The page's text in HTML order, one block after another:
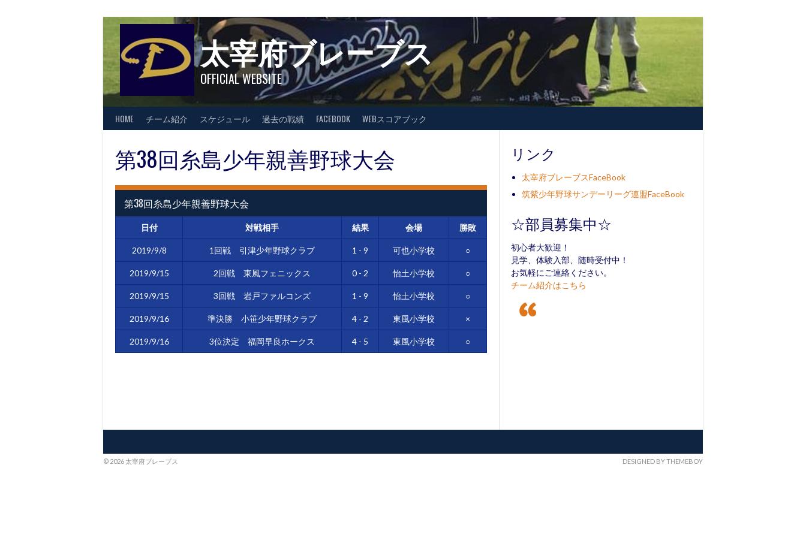
太宰府ブレーブス
OFFICIAL WEBSITE
HOME チーム紹介 スケジュール 過去の戦績 FACEBOOK WEBスコアブック
第38回糸島少年親善野球大会
第38回糸島少年親善野球大会
日付 対戦相手 結果 会場 勝敗
2019/9/8 1回戦 引津少年野球クラブ 1 - 9 可也小学校 ○
2019/9/15 2回戦 東風フェニックス 0 - 2 怡土小学校 ○
2019/9/15 3回戦 岩戸ファルコンズ 1 - 9 怡土小学校 ○
2019/9/16 準決勝 小笹少年野球クラブ 4 - 2 東風小学校 ×
2019/9/16 3位決定 福岡早良ホークス 4 - 5 東風小学校 ○
リンク
太宰府ブレーブスFaceBook
筑紫少年野球サンデーリーグ連盟FaceBook
☆部員募集中☆
初心者大歓迎！
見学、体験入部、随時受付中！
お気軽にご連絡ください。
チーム紹介はこちら
© 2026 太宰府ブレーブス DESIGNED BY THEMEBOY